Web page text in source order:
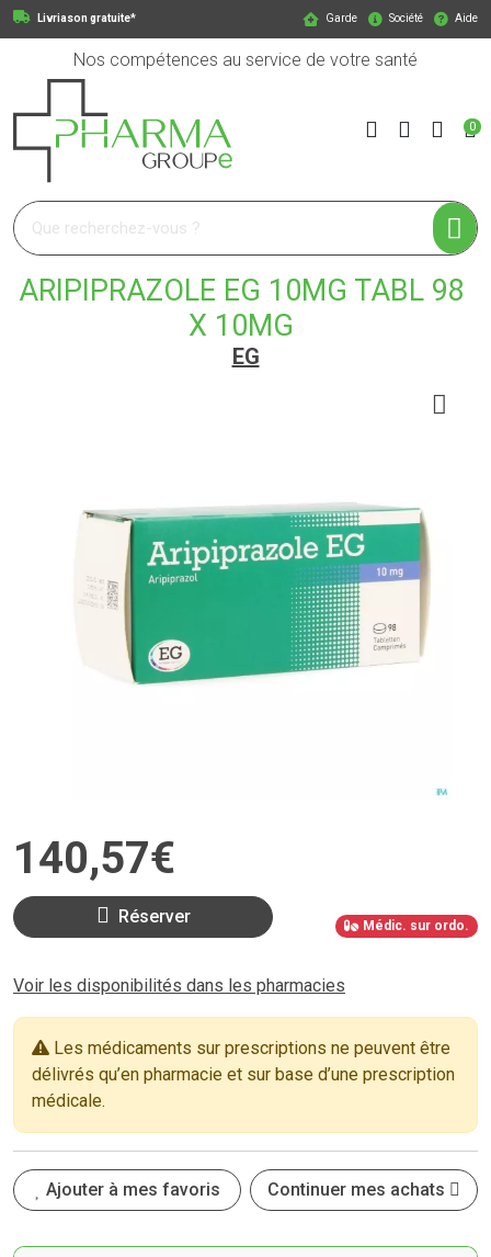
Livriason gratuite* Garde Société Aide
Nos compétences au service de votre santé
Pharmagroupe Votre pharmacie en ligne à votre service
0
ARIPIPRAZOLE EG 10MG TABL 98
X 10MG
EG
140,57€
Réserver Médic. sur ordo.
Voir les disponibilités dans les pharmacies
Les médicaments sur prescriptions ne peuvent être
délivrés qu’en pharmacie et sur base d’une prescription
médicale.
Ajouter à mes favoris Continuer mes achats